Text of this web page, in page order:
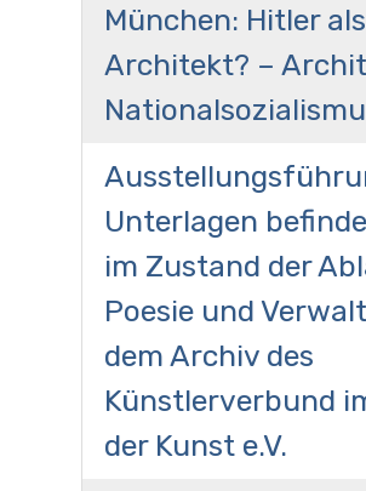
München: Hitler als
Architekt? –
Unterlagen
im Zustand der
Poesie und
dem Archiv des
Künstlerverbund
der Kunst e.V.